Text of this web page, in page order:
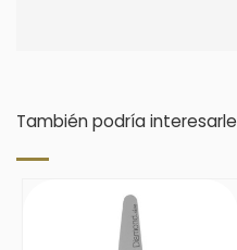
También podría interesarle